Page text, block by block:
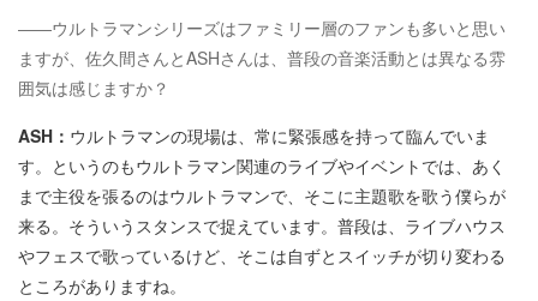
――ウルトラマンシリーズはファミリー層のファンも多いと思い
ますが、佐久間さんとASHさんは、普段の音楽活動とは異なる雰
囲気は感じますか？
ASH： ウルトラマンの現場は、常に緊張感を持って臨んでいま
す。というのもウルトラマン関連のライブやイベントでは、あく
まで主役を張るのはウルトラマンで、そこに主題歌を歌う僕らが
来る。そういうスタンスで捉えています。普段は、ライブハウス
やフェスで歌っているけど、そこは自ずとスイッチが切り変わる
ところがありますね。